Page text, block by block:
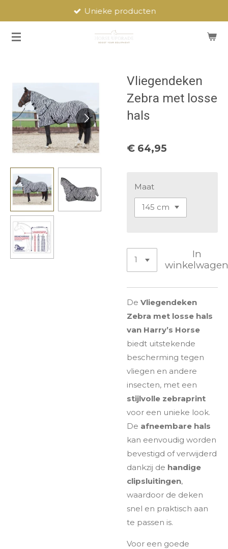
naar
Unieke producten
Vliegendeken
Zebra met losse
hals
€ 64,95
Maat
In
De Vliegendeken
Zebra met losse hals
van Harry’s Horse
biedt uitstekende
bescherming tegen
vliegen en andere
insecten, met een
stijlvolle zebraprint
voor een unieke look.
De afneembare hals
kan eenvoudig worden
bevestigd of verwijderd
dankzij de handige
clipsluitingen,
waardoor de deken
snel en praktisch aan
te passen is.
Voor een goede